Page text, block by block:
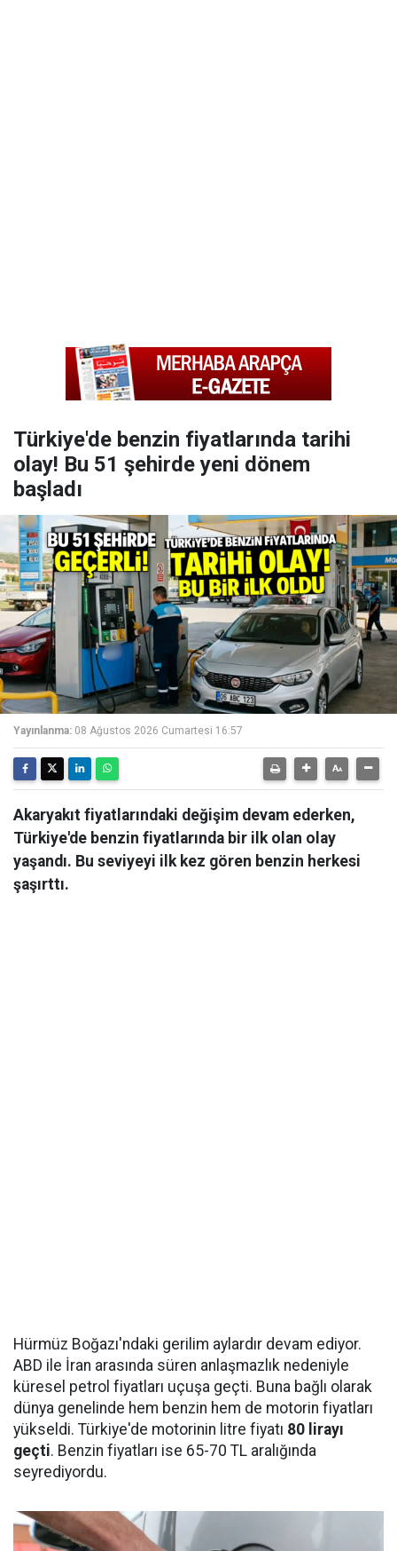
Türkiye'de benzin fiyatlarında tarihi
olay! Bu 51 şehirde yeni dönem
başladı
Yayınlanma: 08 Ağustos 2026 Cumartesi 16:57
Akaryakıt fiyatlarındaki değişim devam ederken,
Türkiye'de benzin fiyatlarında bir ilk olan olay
yaşandı. Bu seviyeyi ilk kez gören benzin herkesi
şaşırttı.
Hürmüz Boğazı'ndaki gerilim aylardır devam ediyor.
ABD ile İran arasında süren anlaşmazlık nedeniyle
küresel petrol fiyatları uçuşa geçti. Buna bağlı olarak
dünya genelinde hem benzin hem de motorin fiyatları
yükseldi. Türkiye'de motorinin litre fiyatı 80 lirayı
geçti. Benzin fiyatları ise 65-70 TL aralığında
seyrediyordu.